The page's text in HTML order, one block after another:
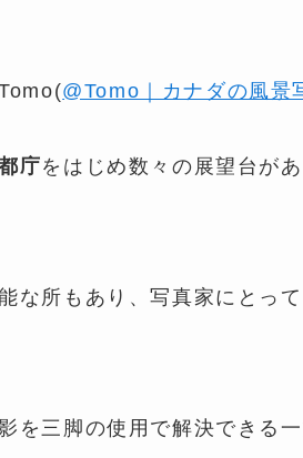
@Tomo｜カナダの風景
庁をはじめ数々の展望台が
な所もあり、写真家にとっ
を三脚の使用で解決できる